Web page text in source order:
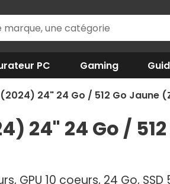
PC Gaming
24" 24 Go / 512 Go Jaune
24" 24 Go /
GPU 10 coeurs, 24 Go,